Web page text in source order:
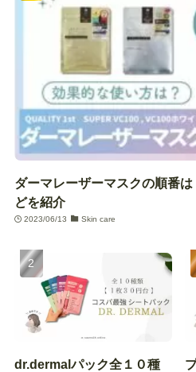
ダーマレーザーマスクの順番
どを紹介
2023/06/13 Skin care
dr.dermalパック全１０種